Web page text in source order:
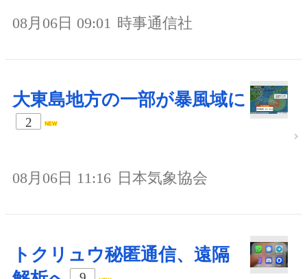
08月06日 09:01 時事通信社
大東島地方の一部が暴風域に
2
08月06日 11:16 日本気象協会
トクリュウ秘匿通信、遠隔